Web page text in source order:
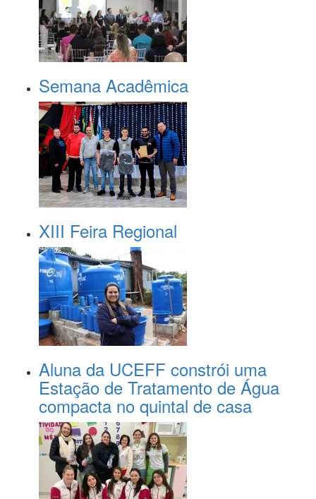
Semana Acadêmica
XIII Feira Regional
Aluna da UCEFF constrói uma
Estação de Tratamento de Água
compacta no quintal de casa